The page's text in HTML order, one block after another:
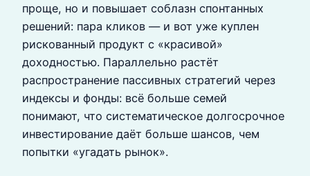
проще, но и повышает соблазн спонтанных
решений: пара кликов — и вот уже куплен
рискованный продукт с «красивой»
доходностью. Параллельно растёт
распространение пассивных стратегий через
индексы и фонды: всё больше семей
понимают, что систематическое долгосрочное
инвестирование даёт больше шансов, чем
попытки «угадать рынок».